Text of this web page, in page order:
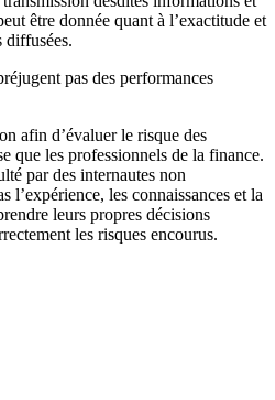
être donnée quant à l’exactitude et
diffusées.
pas des performances
afin d’évaluer le risque des
que les professionnels de la finance.
par des internautes non
l’expérience, les connaissances et la
leurs propres décisions
les risques encourus.